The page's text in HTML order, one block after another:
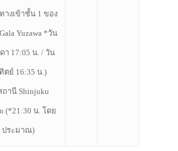
างเข้าชั้น 1 ของ
Yuzawa *วัน
า 17:05 น. / วัน
ตย์ 16:35 น.)
ถานี Shinjuku
(*21:30 น. โดย
ประมาณ)